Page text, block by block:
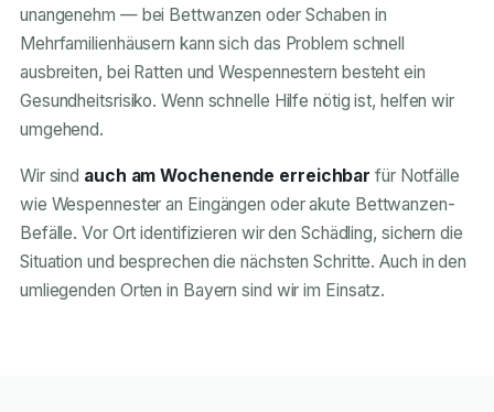
unangenehm — bei Bettwanzen oder Schaben in
Mehrfamilienhäusern kann sich das Problem schnell
ausbreiten, bei Ratten und Wespennestern besteht ein
Gesundheitsrisiko. Wenn schnelle Hilfe nötig ist, helfen wir
umgehend.
Wir sind auch am Wochenende erreichbar für Notfälle
wie Wespennester an Eingängen oder akute Bettwanzen-
Befälle. Vor Ort identifizieren wir den Schädling, sichern die
Situation und besprechen die nächsten Schritte. Auch in den
umliegenden Orten in Bayern sind wir im Einsatz.